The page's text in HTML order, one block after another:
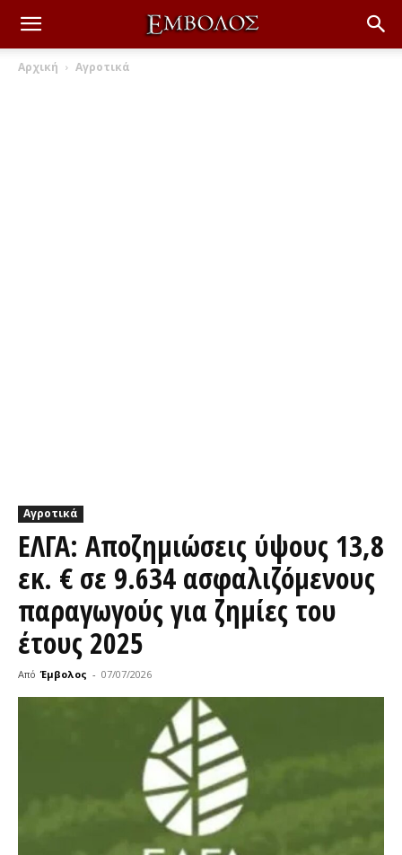
Αρχική Αγροτικά
Αγροτικά
ΕΛΓΑ: Αποζημιώσεις ύψους 13,8
εκ. € σε 9.634 ασφαλιζόμενους
παραγωγούς για ζημίες του
έτους 2025
Από Έμβολος - 07/07/2026